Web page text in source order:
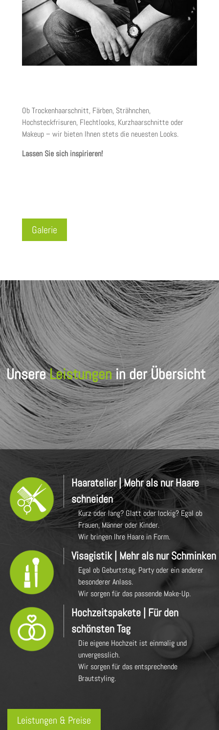
Ob Trockenhaarschnitt, Färben, Strähnchen,
Hochsteckfrisuren, Flechtlooks, Kurzhaarschnitte oder
Makeup – wir bieten Ihnen stets die neuesten Looks.
Lassen Sie sich inspirieren!
Galerie
UnsereLeistungenin der Übersicht
Haaratelier | Mehr als nur Haare
schneiden
Kurz oder lang? Glatt oder lockig? Egal ob
Frauen, Männer oder Kinder.
Wir bringen Ihre Haare in Form.
Visagistik | Mehr als nur Schminken
Egal ob Geburtstag, Party oder ein anderer
besonderer Anlass.
Wir sorgen für das passende Make-Up.
Hochzeitspakete | Für den
schönsten Tag
Die eigene Hochzeit ist einmalig und
unvergesslich.
Wir sorgen für das entsprechende
Brautstyling.
Leistungen & Preise